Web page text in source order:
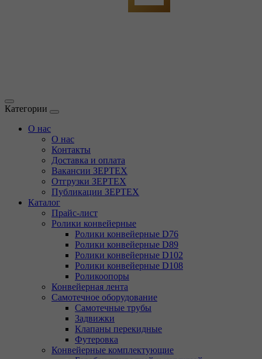
Категории
О нас
О нас
Контакты
Доставка и оплата
Вакансии ЗЕРТЕХ
Отгрузки ЗЕРТЕХ
Публикации ЗЕРТЕХ
Каталог
Прайс-лист
Ролики конвейерные
Ролики конвейерные D76
Ролики конвейерные D89
Ролики конвейерные D102
Ролики конвейерные D108
Роликоопоры
Конвейерная лента
Самотечное оборудование
Самотечные трубы
Задвижки
Клапаны перекидные
Футеровка
Конвейерные комплектующие